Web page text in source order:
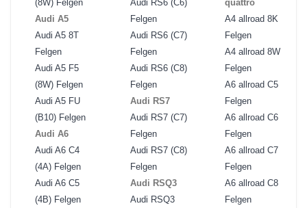
(8W) Felgen
Audi A5
Audi A5 8T
Felgen
Audi A5 F5
(8W) Felgen
Audi A5 FU
(B10) Felgen
Audi A6
Audi A6 C4
(4A) Felgen
Audi A6 C5
(4B) Felgen
Audi RS6 (C6)
Felgen
Audi RS6 (C7)
Felgen
Audi RS6 (C8)
Felgen
Audi RS7
Audi RS7 (C7)
Felgen
Audi RS7 (C8)
Felgen
Audi RSQ3
Audi RSQ3
quattro
A4 allroad 8K
Felgen
A4 allroad 8W
Felgen
A6 allroad C5
Felgen
A6 allroad C6
Felgen
A6 allroad C7
Felgen
A6 allroad C8
Felgen